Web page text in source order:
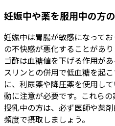
妊娠中や薬を服用中の方
妊娠中は胃腸が敏感になって
の不快感が悪化することがあ
ゴ酢は血糖値を下げる作用が
スリンとの併用で低血糖を起
に、利尿薬や降圧薬を使用し
動に注意が必要です。これら
授乳中の方は、必ず医師や薬
頻度で摂取しましょう。